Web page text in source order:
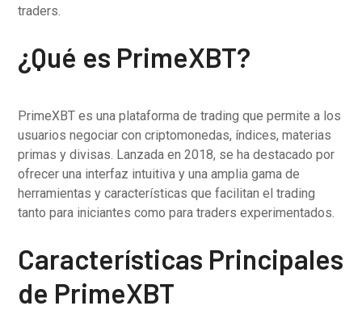
traders.
¿Qué es PrimeXBT?
PrimeXBT es una plataforma de trading que permite a los
usuarios negociar con criptomonedas, índices, materias
primas y divisas. Lanzada en 2018, se ha destacado por
ofrecer una interfaz intuitiva y una amplia gama de
herramientas y características que facilitan el trading
tanto para iniciantes como para traders experimentados.
Características Principales
de PrimeXBT